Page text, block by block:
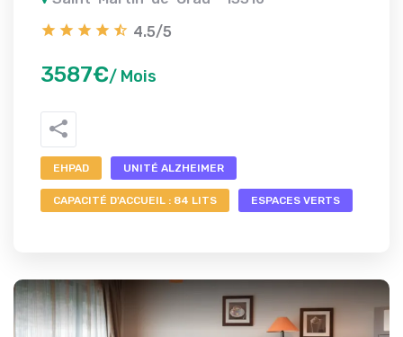
4.5/5
3587€/ Mois
EHPAD UNITÉ ALZHEIMER
CAPACITÉ D'ACCUEIL : 84 LITS ESPACES VERTS